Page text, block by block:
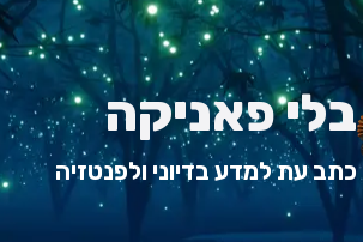
בלי פאניקה
כתב עת למדע בדיוני ולפנטזיה